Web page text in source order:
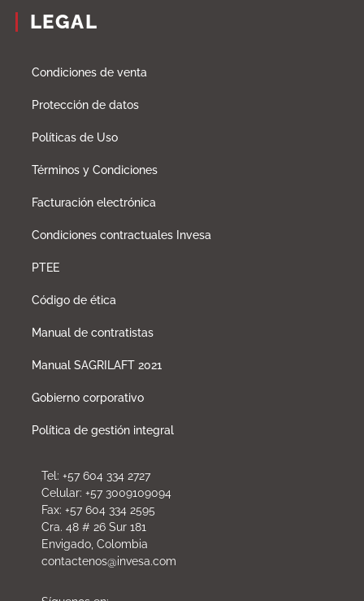
LEGAL
Condiciones de venta
Protección de datos
Políticas de Uso
Términos y Condiciones
Facturación electrónica
Condiciones contractuales Invesa
PTEE
Código de ética
Manual de contratistas
Manual SAGRILAFT 2021
Gobierno corporativo
Política de gestión integral
Tel: +57 604 334 2727
Celular: +57 3009109094
Fax: +57 604 334 2595
Cra. 48 # 26 Sur 181
Envigado, Colombia
contactenos@invesa.com